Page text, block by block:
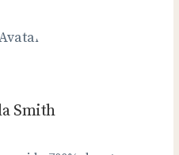
Smith